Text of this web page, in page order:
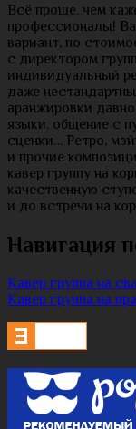
Всё проще, чем
профессионалы!
вариант, по
с директором
индивидуальный
даже
аранжировки
языки, общение с
сценки… Ретро,
и прочие
кавер группу на
качественную
и до встречи на
Навигация
Кавер группа на
Кавер группа на